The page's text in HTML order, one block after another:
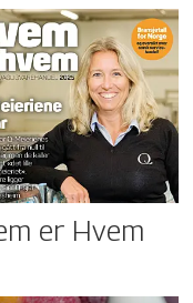
er Hvem